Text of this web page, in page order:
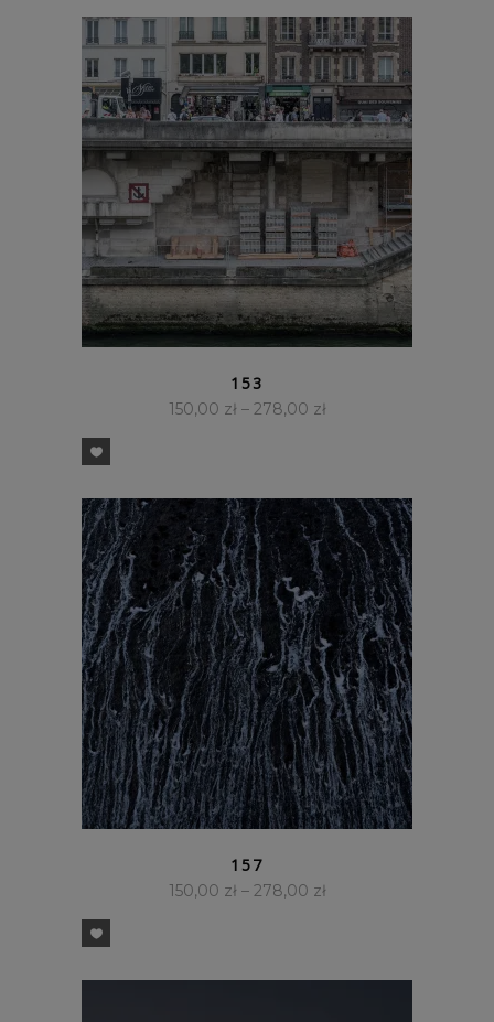
153
150,00 zł – 278,00 zł
157
150,00 zł – 278,00 zł